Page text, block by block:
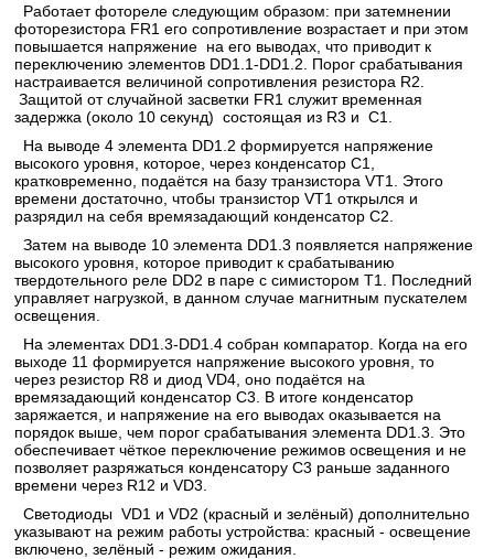
Работает фотореле следующим образом: при затемнении
фоторезистора FR1 его сопротивление возрастает и при этом
повышается напряжение на его выводах, что приводит к
переключению элементов DD1.1-DD1.2. Порог срабатывания
настраивается величиной сопротивления резистора R2.
Защитой от случайной засветки FR1 служит временная
задержка (около 10 секунд) состоящая из R3 и С1.
На выводе 4 элемента DD1.2 формируется напряжение
высокого уровня, которое, через конденсатор С1,
кратковременно, подаётся на базу транзистора VT1. Этого
времени достаточно, чтобы транзистор VT1 открылся и
разрядил на себя времязадающий конденсатор С2.
Затем на выводе 10 элемента DD1.3 появляется напряжение
высокого уровня, которое приводит к срабатыванию
твердотельного реле DD2 в паре с симистором Т1. Последний
управляет нагрузкой, в данном случае магнитным пускателем
освещения.
На элементах DD1.3-DD1.4 собран компаратор. Когда на его
выходе 11 формируется напряжение высокого уровня, то
через резистор R8 и диод VD4, оно подаётся на
времязадающий конденсатор С3. В итоге конденсатор
заряжается, и напряжение на его выводах оказывается на
порядок выше, чем порог срабатывания элемента DD1.3. Это
обеспечивает чёткое переключение режимов освещения и не
позволяет разряжаться конденсатору С3 раньше заданного
времени через R12 и VD3.
Светодиоды VD1 и VD2 (красный и зелёный) дополнительно
указывают на режим работы устройства: красный - освещение
включено, зелёный - режим ожидания.